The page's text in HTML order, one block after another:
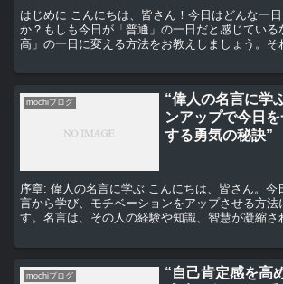
はじめに こんにちは、皆さん！今日はどんな一
か？もしも今日が「普通」の一日だと感じている
高」の一日に変える方法をお教えしましょう。そ
mochiブログ
“偉人の名言に学
ンアップで今日
する勇気の秘訣”
序章: 偉人の名言に学ぶ こんにちは、皆さん。今
言から学び、モチベーションをアップさせる方法
す。名言は、その人の経験や知識、智慧が凝縮さ
mochiブログ
“自己肯定感を高